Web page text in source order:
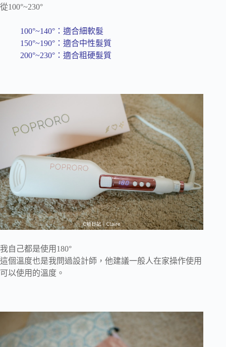
從100°~230°
100°~140°：適合細軟髮
150°~190°：適合中性髮質
200°~230°：適合粗硬髮質
我自己都是使用180°
這個溫度也是我問過設計師，他建議一般人在家操作使用
可以使用的溫度。